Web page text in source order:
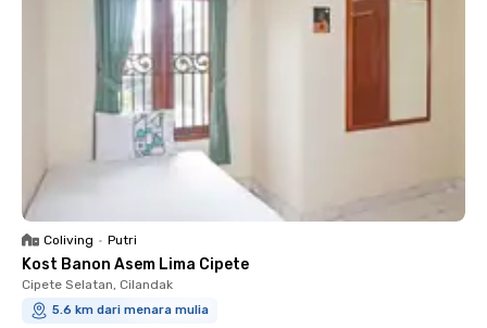
Coliving • Putri
Kost Banon Asem Lima Cipete
Cipete Selatan, Cilandak
5.6 km dari menara mulia